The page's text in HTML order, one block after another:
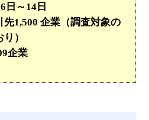
日～14日
1,500 企業（調査対象の
）
企業